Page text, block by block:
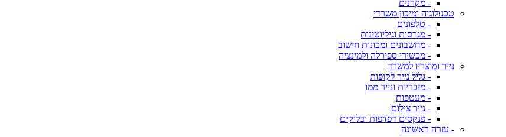
- מקרנים
טכנולוגיה ומיכון משרדי
- טלפונים
- מגרסות וגיליוטינות
- מחשבונים ומכונות חישוב
- מכשירי ספירלה ולמינציה
נייר ומוצריו למשרד
- גליל נייר לקופות
- מזכריות ונייר ממו
- מעטפות
- נייר צילום
- פנקסים דפדפות ובלוקים
- עזרה ראשונה